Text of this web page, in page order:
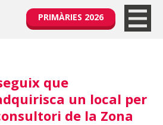
PRIMÀRIES 2026
que
un local per
de la Zona